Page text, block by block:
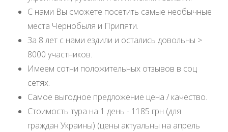
С нами Вы сможете посетить самые необычные
места Чернобыля и Припяти.
За 8 лет с нами ездили и остались довольны >
8000 участников.
Имеем сотни положительных отзывов в соц
сетях.
Самое выгодное предложение цена / качество.
Стоимость тура на 1 день - 1185 грн (для
граждан Украины) (цены актуальны на апрель